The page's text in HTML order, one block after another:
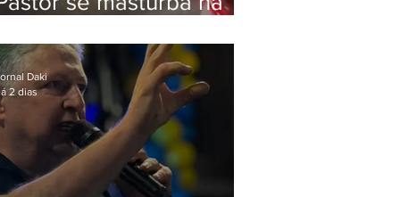
na Zona Oeste
Daki
2 dias